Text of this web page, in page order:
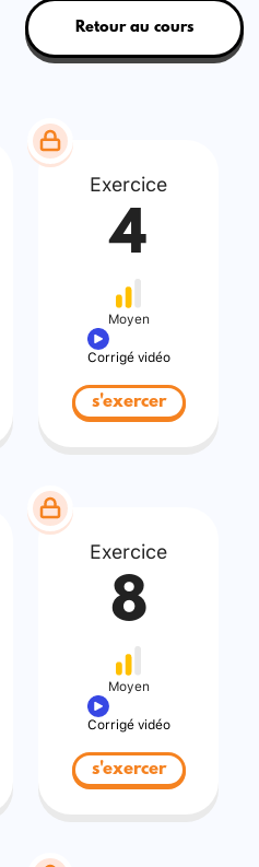
Retour au cours
Exercice
4
Moyen
Corrigé vidéo
s'exercer
Exercice
8
Moyen
Corrigé vidéo
s'exercer